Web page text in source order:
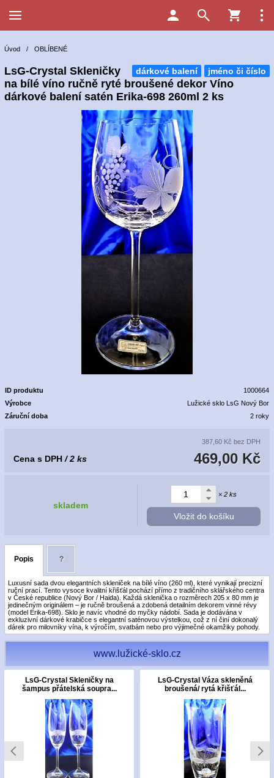
Úvod / OBLÍBENÉ
jméno či číslo
dárkové balení
LsG-Crystal Skleničky
na bílé víno ručně ryté broušené dekor Víno
dárkové balení satén Erika-698 260ml 2 ks
ID produktu
1000664
Výrobce
Lužické sklo LsG Nový Bor
Záruční doba
2 roky
387,60 Kč bez DPH
469,00 Kč
Cena s DPH / 2 ks
skladem
× 2 ks
Vložit do košíku
Popis ?
Luxusní sada dvou elegantních skleniček na bílé víno (260 ml), které vynikají precizní
ruční prací. Tento vysoce kvalitní křišťál pochází přímo z tradičního sklářského centra
v České republice (Nový Bor / Haida). Každá sklenička o rozměrech 205 x 80 mm je
jedinečným originálem – je ručně broušená a zdobená detailním dekorem vinné révy
(model Erika-698). Sklo je navíc vhodné do myčky nádobí. Sada je dodávána v
exkluzivní dárkové krabičce s elegantní saténovou výstelkou, což z ní činí dokonalý
dárek pro milovníky vína, k výročím, svatbám nebo pro výjimečné okamžiky pohody.
www.lužické-sklo.cz
LsG-Crystal Skleničky na
šampus přátelská soupra...
LsG-Crystal Váza skleněná
broušená/ rytá křišťál...